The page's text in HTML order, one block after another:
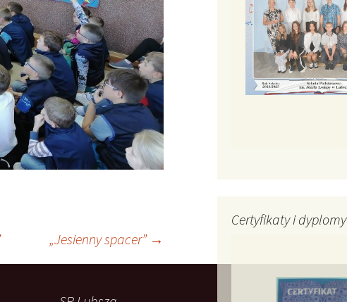
„Jesienny spacer” →
Certyfikaty i dyplomy